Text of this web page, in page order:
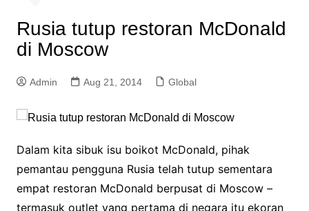
Rusia tutup restoran McDonald
di Moscow
Admin Aug 21, 2014 Global
Dalam kita sibuk isu boikot McDonald, pihak
pemantau pengguna Rusia telah tutup sementara
empat restoran McDonald berpusat di Moscow –
termasuk outlet yang pertama di negara itu ekoran